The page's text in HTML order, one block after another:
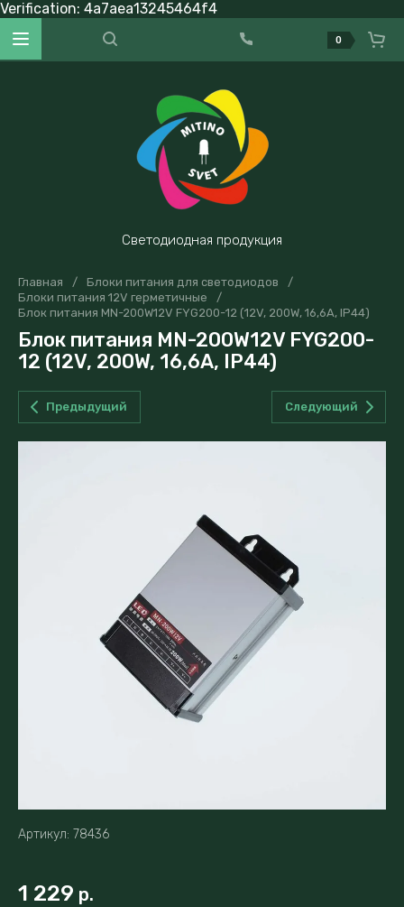
Verification: 4a7aea13245464f4
Светодиодная продукция
0
Главная / Блоки питания для светодиодов
/
Блоки питания 12V герметичные
/
Блок питания MN-200W12V FYG200-12 (12V, 200W, 16,6A, IP44)
Блок питания MN-200W12V FYG200-
12 (12V, 200W, 16,6A, IP44)
Предыдущий Следующий
Артикул: 78436
1 229 р.